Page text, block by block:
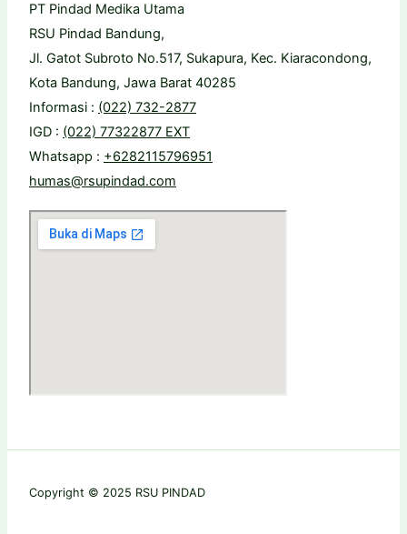
PT Pindad Medika Utama
RSU Pindad Bandung,
Jl. Gatot Subroto No.517, Sukapura, Kec. Kiaracondong,
Kota Bandung, Jawa Barat 40285
Informasi : (022) 732-2877
IGD : (022) 77322877 EXT
Whatsapp : +6282115796951
humas@rsupindad.com
Copyright © 2025 RSU PINDAD